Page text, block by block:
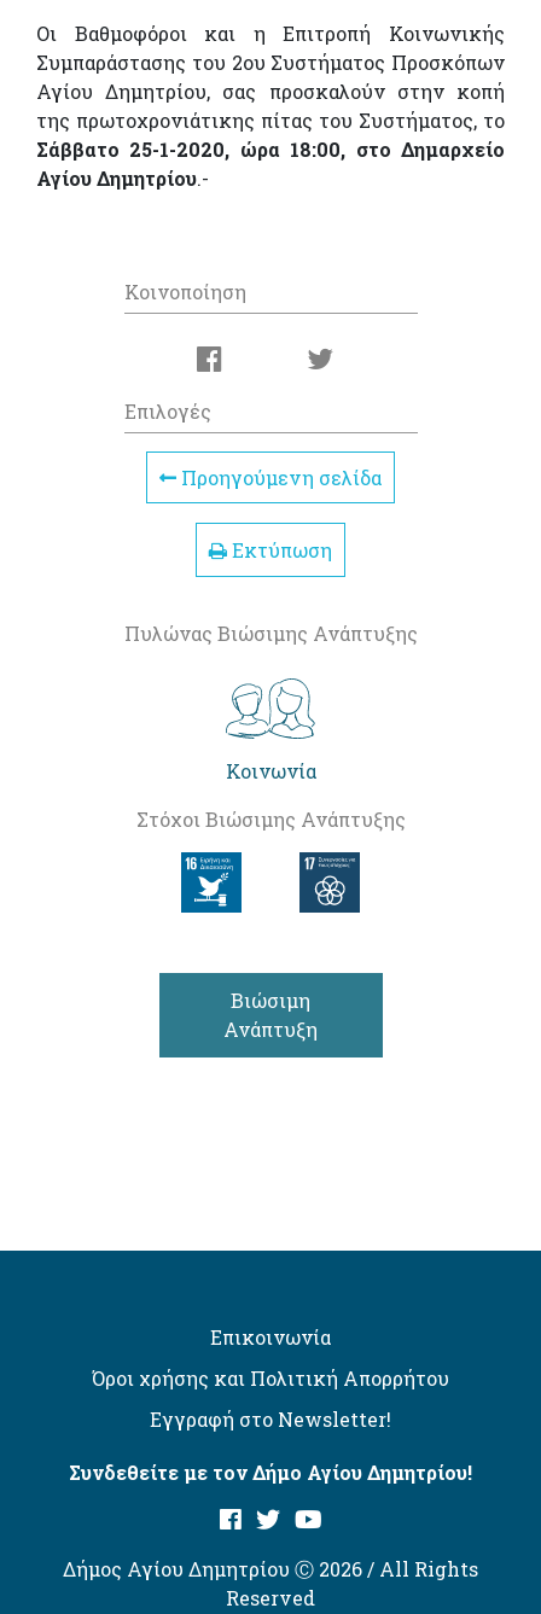
Οι Βαθμοφόροι και η Επιτροπή Κοινωνικής
Συμπαράστασης του 2ου Συστήματος Προσκόπων
Αγίου Δημητρίου, σας προσκαλούν στην κοπή
της πρωτοχρονιάτικης πίτας του Συστήματος, το
Σάββατο 25-1-2020, ώρα 18:00, στο Δημαρχείο
Αγίου Δημητρίου.-
Κοινοποίηση
Επιλογές
Προηγούμενη σελίδα
Εκτύπωση
Πυλώνας Βιώσιμης Ανάπτυξης
Κοινωνία
Στόχοι Βιώσιμης Ανάπτυξης
Βιώσιμη
Ανάπτυξη
Επικοινωνία
Όροι χρήσης και Πολιτική Απορρήτου
Εγγραφή στο Newsletter!
Συνδεθείτε με τον Δήμο Αγίου Δημητρίου!
Δήμος Αγίου Δημητρίου Ⓒ 2026 / All Rights
Reserved